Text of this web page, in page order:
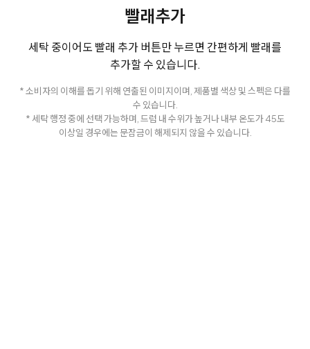
빨래추가
세탁 중이어도 빨래 추가 버튼만 누르면 간편하게 빨래를
추가할 수 있습니다.
* 소비자의 이해를 돕기 위해 연출된 이미지이며, 제품별 색상 및 스펙은 다를
수 있습니다.
* 세탁 행정 중에 선택 가능하며, 드럼 내 수위가 높거나 내부 온도가 45도
이상일 경우에는 문잠금이 해제되지 않을 수 있습니다.